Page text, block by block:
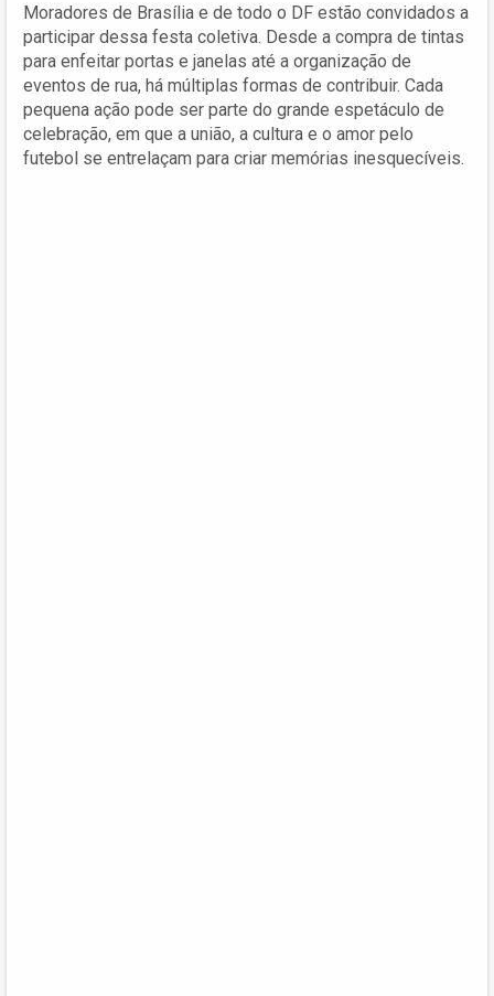
Moradores de Brasília e de todo o DF estão convidados a
participar dessa festa coletiva. Desde a compra de tintas
para enfeitar portas e janelas até a organização de
eventos de rua, há múltiplas formas de contribuir. Cada
pequena ação pode ser parte do grande espetáculo de
celebração, em que a união, a cultura e o amor pelo
futebol se entrelaçam para criar memórias inesquecíveis.